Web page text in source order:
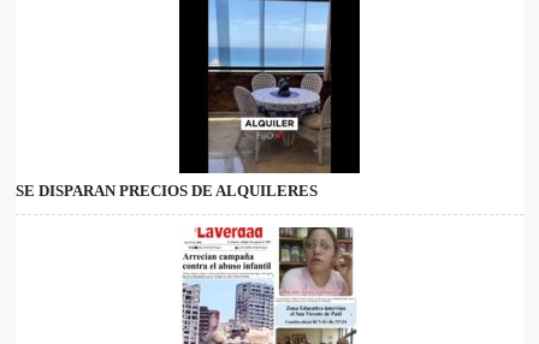
SE DISPARAN PRECIOS DE ALQUILERES